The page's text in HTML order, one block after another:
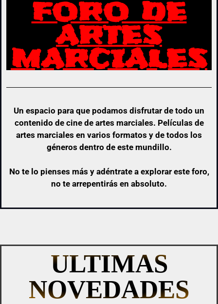
FORO DE
ARTES
MARCIALES
Un espacio para que podamos disfrutar de todo un
contenido de cine de artes marciales. Películas de
artes marciales en varios formatos y de todos los
géneros dentro de este mundillo.
No te lo pienses más y adéntrate a explorar este foro,
no te arrepentirás en absoluto.
ULTIMAS
NOVEDADES